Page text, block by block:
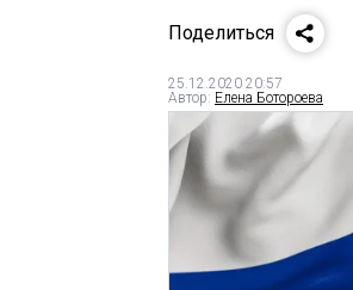
Поделиться
25.12.2020 20:57
Автор: Елена Ботороева